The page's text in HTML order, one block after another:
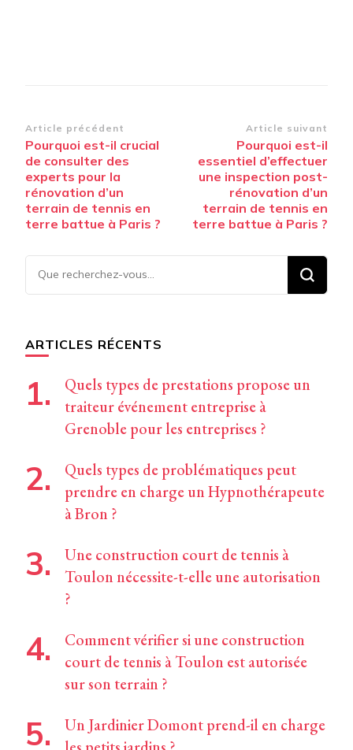
Navigation
d’article
Article précédent
Pourquoi est-il crucial
de consulter des
experts pour la
rénovation d’un
terrain de tennis en
terre battue à Paris ?
Article suivant
Pourquoi est-il
essentiel d’effectuer
une inspection post-
rénovation d’un
terrain de tennis en
terre battue à Paris ?
Vous
recherchiez
ARTICLES RÉCENTS
Quels types de prestations propose un
traiteur événement entreprise à
Grenoble pour les entreprises ?
Quels types de problématiques peut
prendre en charge un Hypnothérapeute
à Bron ?
Une construction court de tennis à
Toulon nécessite-t-elle une autorisation
?
Comment vérifier si une construction
court de tennis à Toulon est autorisée
sur son terrain ?
Un Jardinier Domont prend-il en charge